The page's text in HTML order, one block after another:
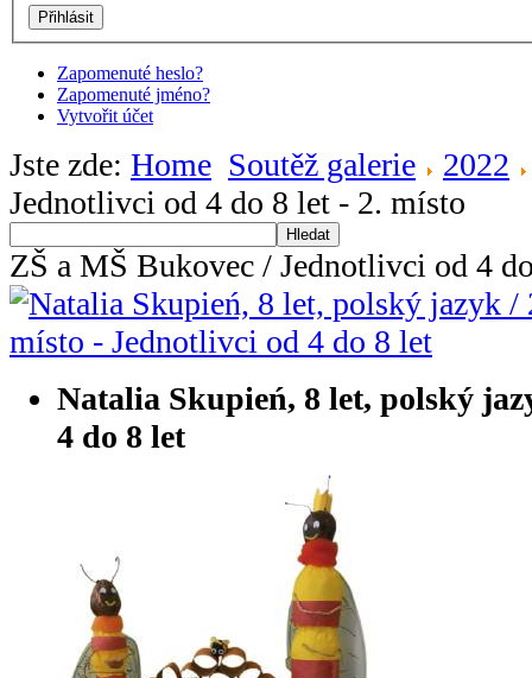
Zapomenuté heslo?
Zapomenuté jméno?
Vytvořit účet
Jste zde: Home Soutěž galerie
2022
Jednotlivci od 4 do 8 let - 2. místo
Hledat
ZŠ a MŠ Bukovec / Jednotlivci od 4
Natalia Skupień, 8 let, polský
4 do 8 let